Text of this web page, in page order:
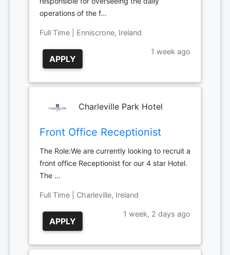
operations of the f…
Full Time | Enniscrone, Ireland
APPLY
1 week ago
Charleville Park Hotel
Front Office Receptionist
The Role:We are currently looking to recruit a
front office Receptionist for our 4 star Hotel.
The …
Full Time | Charleville, Ireland
APPLY
1 week, 2 days ago